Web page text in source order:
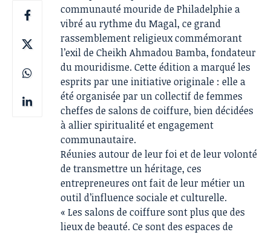
communauté mouride de Philadelphie a
vibré au rythme duMagal, ce grand
rassemblement religieux commémorant
l’exil de Cheikh Ahmadou Bamba, fondateur
du mouridisme. Cette édition a marqué les
esprits par une initiative originale : elle a
été organisée par un collectif de femmes
cheffes de salons de coiffure, bien décidées
à allier spiritualité et engagement
communautaire.
Réunies autour de leur foi et de leur volonté
de transmettre un héritage, ces
entrepreneures ont fait de leur métier un
outil d’influence sociale et culturelle.
« Les salons de coiffure sont plus que des
lieux de beauté. Ce sont des espaces de